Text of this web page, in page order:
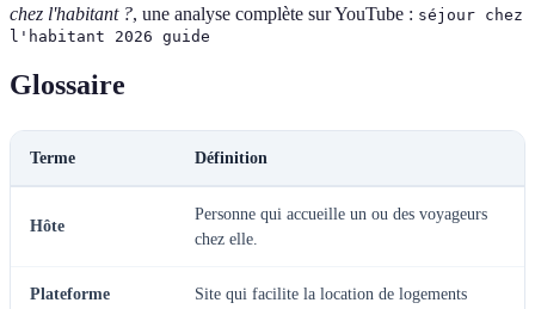
chez l'habitant ?, une analyse complète sur YouTube : séjour chez
l'habitant 2026 guide
Glossaire
Terme Définition
Hôte
Personne qui accueille un ou des voyageurs
chez elle.
Plateforme
Site qui facilite la location de logements